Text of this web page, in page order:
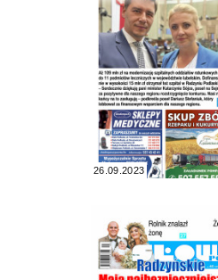
26.09.2023